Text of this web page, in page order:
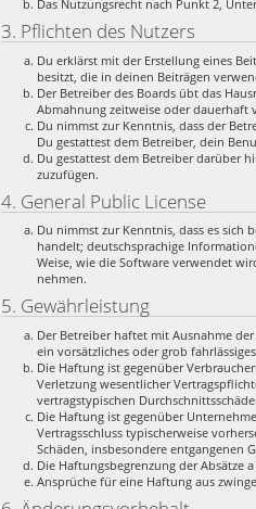
Das Nutzungsrecht nach Punkt 2,
3. Pflichten des Nutzers
Du erklärst mit der Erstellung eines
besitzt, die in deinen Beiträgen
Der Betreiber des Boards übt das
Abmahnung zeitweise oder dauerhaft
Du nimmst zur Kenntnis, dass der
Du gestattest dem Betreiber, dein
Du gestattest dem Betreiber darüber
zuzufügen.
4. General Public License
Du nimmst zur Kenntnis, dass es sich
handelt; deutschsprachige
Weise, wie die Software verwendet
nehmen.
5. Gewährleistung
Der Betreiber haftet mit Ausnahme
ein vorsätzliches oder grob
Die Haftung ist gegenüber
Verletzung wesentlicher
vertragstypischen
Die Haftung ist gegenüber
Vertragsschluss typischerweise
Schäden, insbesondere entgangenen
Die Haftungsbegrenzung der Absätze
Ansprüche für eine Haftung aus